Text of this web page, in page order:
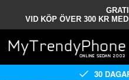
VID KÖP ÖVER 300 KR
30